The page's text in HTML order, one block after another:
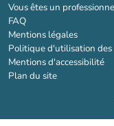
Vous êtes un
FAQ
Mentions légales
Politique d'utilisation des
Mentions d'accessibilité
Plan du site